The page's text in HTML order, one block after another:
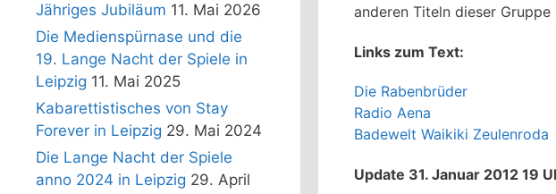
anderen Titeln dieser
Links zum Text:
Die Rabenbrüder
Radio Aena
Badewelt Waikiki Zeulenroda
Update 31. Januar 2012 19
Jähriges Jubiläum 11. Mai 2026
Die Medienspürnase und die
19. Lange Nacht der Spiele in
Leipzig 11. Mai 2025
Kabarettistisches von Stay
Forever in Leipzig 29. Mai 2024
Die Lange Nacht der Spiele
anno 2024 in Leipzig 29. April